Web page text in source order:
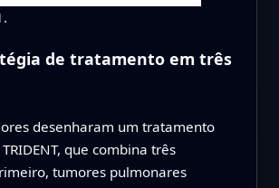
de tratamento em três
desenharam um tratamento
que combina três
tumores pulmonares